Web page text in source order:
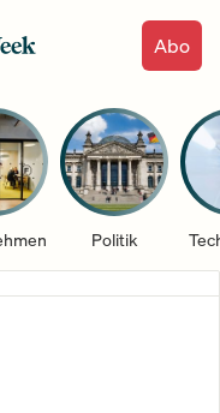
Abo
Politik